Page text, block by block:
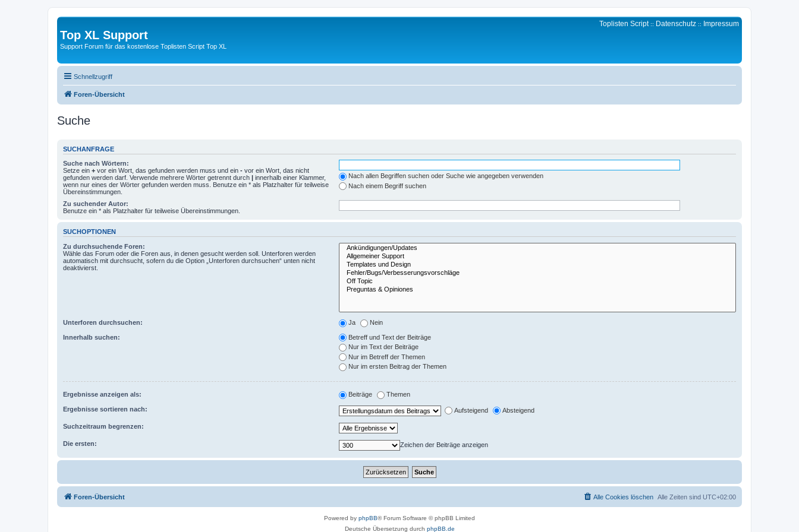
Top XL Support
Support Forum für das kostenlose Toplisten Script Top XL
Toplisten Script:: Datenschutz :: Impressum
Schnellzugriff
Foren-Übersicht
Suche
SUCHANFRAGE
Suche nach Wörtern:
Setze ein + vor ein Wort, das gefunden werden muss und ein - vor ein Wort, das nicht
gefunden werden darf. Verwende mehrere Wörter getrennt durch | innerhalb einer Klammer,
wenn nur eines der Wörter gefunden werden muss. Benutze ein * als Platzhalter für teilweise
Übereinstimmungen.
Nach allen Begriffen suchen oder Suche wie angegeben verwenden
Nach einem Begriff suchen
Zu suchender Autor:
Benutze ein * als Platzhalter für teilweise Übereinstimmungen.
SUCHOPTIONEN
Zu durchsuchende Foren:
Wähle das Forum oder die Foren aus, in denen gesucht werden soll. Unterforen werden
automatisch mit durchsucht, sofern du die Option „Unterforen durchsuchen“ unten nicht
deaktivierst.
Unterforen durchsuchen: Ja Nein
Innerhalb suchen:
Betreff und Text der Beiträge
Nur im Text der Beiträge
Nur im Betreff der Themen
Nur im ersten Beitrag der Themen
Ergebnisse anzeigen als: Beiträge Themen
Ergebnisse sortieren nach: Aufsteigend Absteigend
Suchzeitraum begrenzen:
Die ersten: Zeichen der Beiträge anzeigen
Foren-Übersicht Alle Zeiten sind UTC+02:00
Alle Cookies löschen
Powered by phpBB® Forum Software © phpBB Limited
Deutsche Übersetzung durch phpBB.de